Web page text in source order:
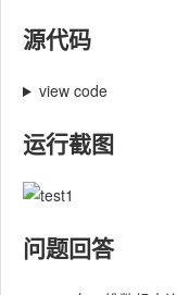
源代码
view code
运行截图
问题回答